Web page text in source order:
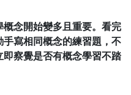
念開始變多且重要。看完
寫相同概念的練習題，不
察覺是否有概念學習不踏